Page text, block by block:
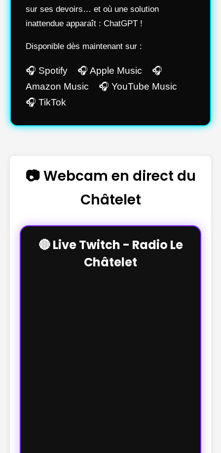
sur ses devoirs… et où une solution
inattendue apparaît : ChatGPT !
Disponible dès maintenant sur :
🎧 Spotify 🎧 Apple Music 🎧
Amazon Music 🎧 YouTube Music
🎧 TikTok
📷 Webcam en direct du
Châtelet
🔴 Live Twitch - Radio Le
Châtelet